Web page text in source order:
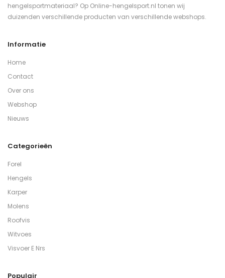
hengelsportmateriaal? Op Online-hengelsport.nl tonen wij
duizenden verschillende producten van verschillende webshops.
Informatie
Home
Contact
Over ons
Webshop
Nieuws
Categorieën
Forel
Hengels
Karper
Molens
Roofvis
Witvoes
Visvoer E Nrs
Populair